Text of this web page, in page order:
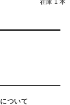
在庫 1 本
ついて